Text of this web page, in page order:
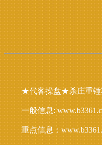
★代客操盘★杀庄重
一般信息:
重点信息：